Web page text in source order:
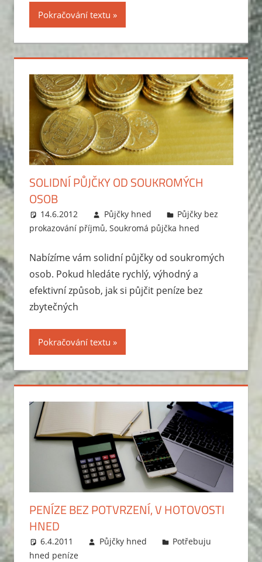
Pokračování textu
SOLIDNÍ PŮJČKY OD SOUKROMÝCH
OSOB
14.6.2012 Půjčky hned
Půjčky bez
prokazování příjmů, Soukromá půjčka hned
Nabízíme vám solidní půjčky od soukromých
osob. Pokud hledáte rychlý, výhodný a
efektivní způsob, jak si půjčit peníze bez
zbytečných
Pokračování textu
PENÍZE BEZ POTVRZENÍ, V HOTOVOSTI
HNED
6.4.2011 Půjčky hned
Potřebuju
hned peníze